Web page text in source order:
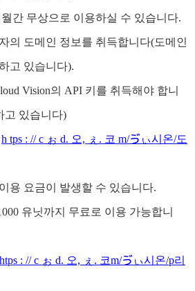
간 무상으로 이용하실 수 있습니다.
의 도메인 정보를 취득합니다(도메인
고 있습니다).
Vision의 API 키를 취득해야 합니
고 있습니다)
h tps : // c ぉ d. 오, ぇ. 코 m/ゔぃ시온/도
용 요금이 발생할 수 있습니다.
유닛까지 무료로 이용 가능합니
htps : // c ぉ d. 오, ぇ. 코m/ゔぃ시온/p리